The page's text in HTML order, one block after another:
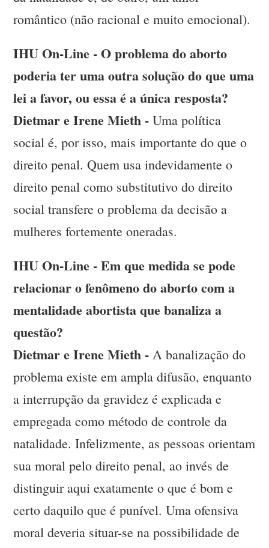
romântico (não racional e muito emocional).
IHU On-Line - O problema do aborto
poderia ter uma outra solução do que uma
lei a favor, ou essa é a única resposta?
Dietmar e Irene Mieth - Uma política
social é, por isso, mais importante do que o
direito penal. Quem usa indevidamente o
direito penal como substitutivo do direito
social transfere o problema da decisão a
mulheres fortemente oneradas.
IHU On-Line - Em que medida se pode
relacionar o fenômeno do aborto com a
mentalidade abortista que banaliza a
questão?
Dietmar e Irene Mieth - A banalização do
problema existe em ampla difusão, enquanto
a interrupção da gravidez é explicada e
empregada como método de controle da
natalidade. Infelizmente, as pessoas orientam
sua moral pelo direito penal, ao invés de
distinguir aqui exatamente o que é bom e
certo daquilo que é punível. Uma ofensiva
moral deveria situar-se na possibilidade de